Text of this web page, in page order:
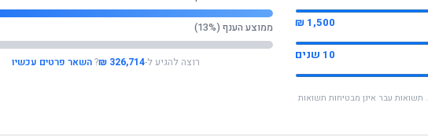
1,500 ₪
10 שנים
* החישוב מבוסס על תשואה שנתית ממוצעת של 11.06%. תשואות עבר אינן מבטיחות תשואות
ממוצע הענף (13%)
רוצה להגיע ל-326,714 ₪
?השאר פרטים עכשיו